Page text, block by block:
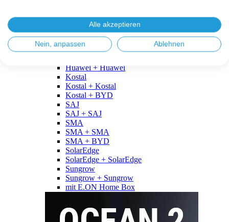
Fronius + BYD
GoodWe
GoodWe + GoodWe
GoodWe + BYD
Huawei + Huawei
Kostal
Kostal + Kostal
Kostal + BYD
SAJ
SAJ + SAJ
SMA
SMA + SMA
SMA + BYD
SolarEdge
SolarEdge + SolarEdge
Sungrow
Sungrow + Sungrow
mit E.ON Home Box
Alle akzeptieren
Nein, anpassen Ablehnen